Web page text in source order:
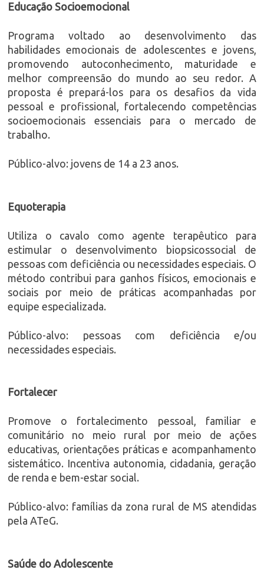
Educação Socioemocional
Programa voltado ao desenvolvimento das
habilidades emocionais de adolescentes e jovens,
promovendo autoconhecimento, maturidade e
melhor compreensão do mundo ao seu redor. A
proposta é prepará-los para os desafios da vida
pessoal e profissional, fortalecendo competências
socioemocionais essenciais para o mercado de
trabalho.
Público-alvo: jovens de 14 a 23 anos.
Equoterapia
Utiliza o cavalo como agente terapêutico para
estimular o desenvolvimento biopsicossocial de
pessoas com deficiência ou necessidades especiais. O
método contribui para ganhos físicos, emocionais e
sociais por meio de práticas acompanhadas por
equipe especializada.
Público-alvo: pessoas com deficiência e/ou
necessidades especiais.
Fortalecer
Promove o fortalecimento pessoal, familiar e
comunitário no meio rural por meio de ações
educativas, orientações práticas e acompanhamento
sistemático. Incentiva autonomia, cidadania, geração
de renda e bem-estar social.
Público-alvo: famílias da zona rural de MS atendidas
pela ATeG.
Saúde do Adolescente